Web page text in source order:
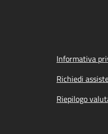
Informativa
Richiedi
Riepilogo